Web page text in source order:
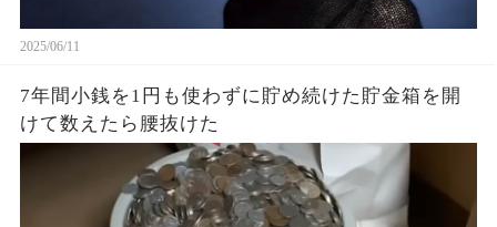
2025/06/11
7年間小銭を1円も使わずに貯め続けた貯金箱を開
けて数えたら腰抜けた